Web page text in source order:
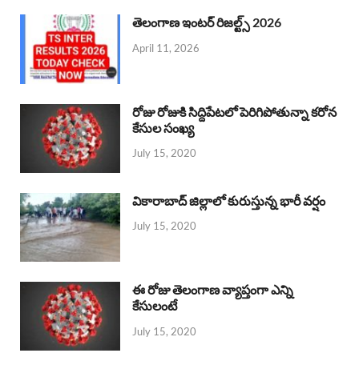
తెలంగాణ ఇంటర్ రిజల్ట్స్ 2026
April 11, 2026
రోజు రోజుకి సిద్దిపేటలో పెరిగిపోతున్నా కరోన
కేసుల సంఖ్య
July 15, 2020
వికారాబాద్ జిల్లాలో కురుస్తున్న భారీ వర్షం
July 15, 2020
ఈ రోజు తెలంగాణ వ్యాప్తంగా ఎన్ని
కేసులంటే
July 15, 2020